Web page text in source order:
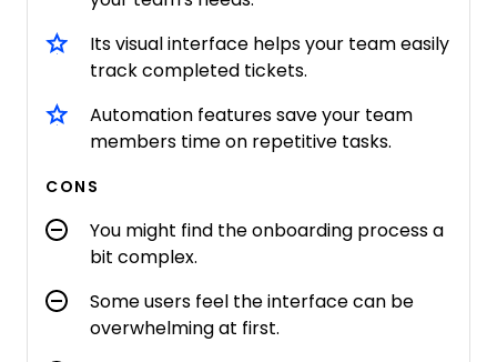
Its visual interface helps your team easily
track completed tickets.
Automation features save your team
members time on repetitive tasks.
CONS
You might find the onboarding process a
bit complex.
Some users feel the interface can be
overwhelming at first.